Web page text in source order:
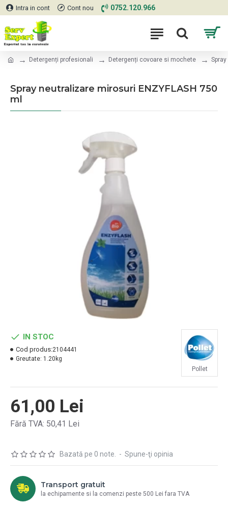
Intra in cont Cont nou 0752.120.966
Detergenți profesionali Detergenți covoare si mochete
Spray neutralizare mirosuri ENZYFLASH 750
ml
Bazată pe 0 note. - Spune-ţi opinia
61,00 Lei
Fără TVA: 50,41 Lei
IN STOC
Cod produs:2104441
Greutate: 1.20kg
Pollet
Transport gratuit
la echipamente si la comenzi peste 500 Lei fara TVA